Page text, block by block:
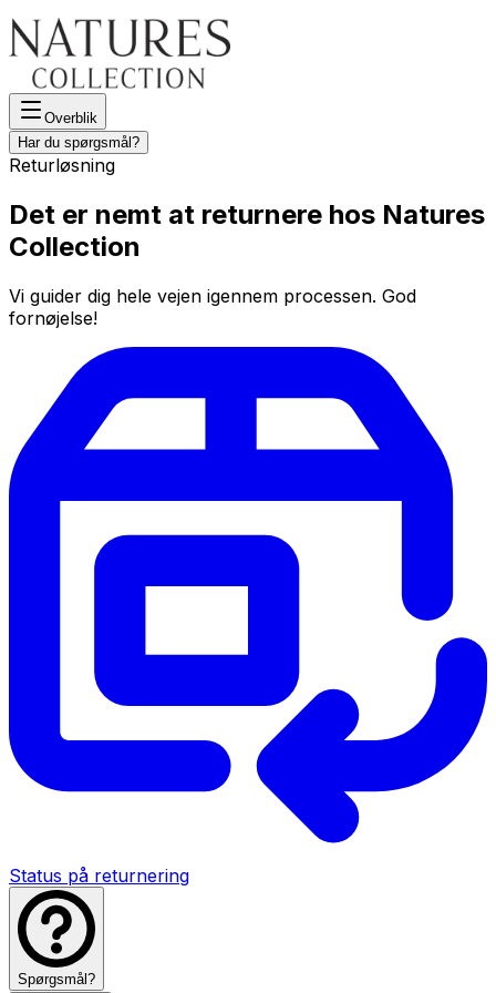
Overblik
Har du spørgsmål?
Returløsning
Det er nemt at returnere hos Natures
Collection
Vi guider dig hele vejen igennem processen. God
fornøjelse!
Status på returnering
Spørgsmål?